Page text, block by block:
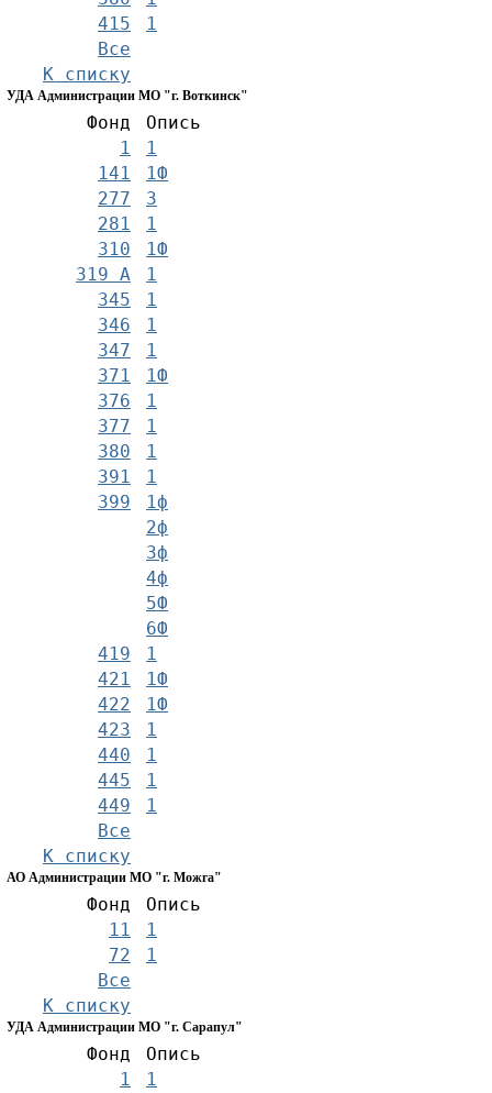
415
1
Все
К списку
УДА Администрации МО "г. Воткинск"
Фонд
Опись
1
1
141
1Ф
277
3
281
1
310
1Ф
319 А
1
345
1
346
1
347
1
371
1Ф
376
1
377
1
380
1
391
1
399
1ф
2ф
3ф
4ф
5Ф
6Ф
419
1
421
1Ф
422
1Ф
423
1
440
1
445
1
449
1
Все
К списку
АО Администрации МО "г. Можга"
Фонд
Опись
11
1
72
1
Все
К списку
УДА Администрации МО "г. Сарапул"
Фонд
Опись
1
1